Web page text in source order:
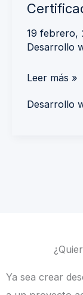
19 febrero,
Desarrollo
Leer más »
Desarrollo
Ya sea crear